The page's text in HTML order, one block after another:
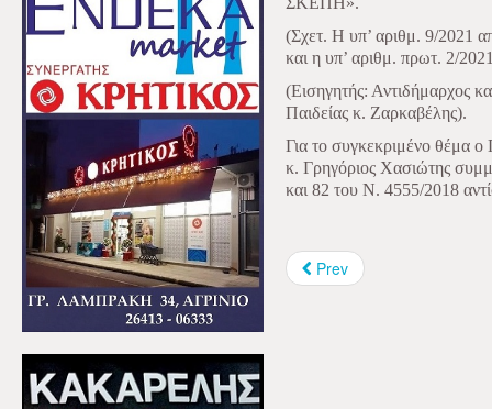
(Σχετ. Η υπ’ αριθμ. 9/2021
και η υπ’ αριθμ. πρωτ. 2/
(Εισηγητής: Αντιδήμαρχος
Παιδείας κ. Ζαρκαβέλης).
Για το συγκεκριμένο θέμα
κ. Γρηγόριος Χασιώτης
και 82 του Ν. 4555/2018
Prev